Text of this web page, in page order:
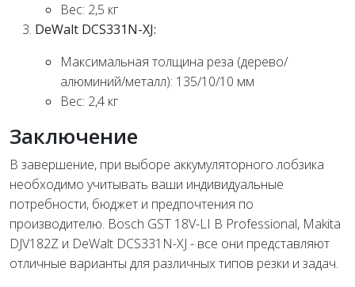
Вес: 2,5 кг
DeWalt DCS331N-XJ:
Максимальная толщина реза (дерево/
алюминий/металл): 135/10/10 мм
Вес: 2,4 кг
Заключение
В завершение, при выборе аккумуляторного лобзика
необходимо учитывать ваши индивидуальные
потребности, бюджет и предпочтения по
производителю. Bosch GST 18V-LI B Professional, Makita
DJV182Z и DeWalt DCS331N-XJ - все они представляют
отличные варианты для различных типов резки и задач.